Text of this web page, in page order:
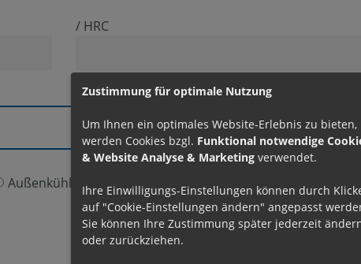
/ HRC
Kühlmittel
Außenkühlung trocken
Zustimmung für optimale Nutzung
Um Ihnen ein optimales Website-Erlebnis zu bieten,
werden Cookies bzgl. Funktional notwendige
& Website Analyse & Marketing verwendet.
Ihre Einwilligungs-Einstellungen können durch
auf "Cookie-Einstellungen ändern" angepasst
Sie können Ihre Zustimmung später jederzeit
oder zurückziehen.